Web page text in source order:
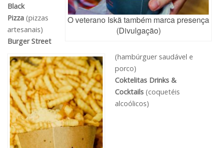
O veterano Iskä também marca presença
(Divulgação)
Black
Pizza (pizzas
artesanais)
Burger Street
(hambúrguer saudável e
porco)
Coktelitas Drinks &
Cocktails (coquetéis
alcoólicos)